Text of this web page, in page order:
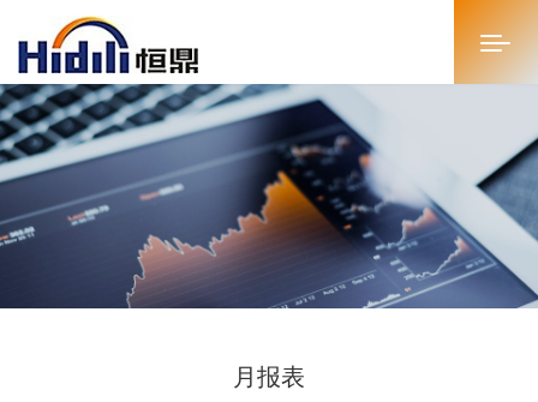
首页
关于恒鼎
新闻中心
恒鼎文化
月报表